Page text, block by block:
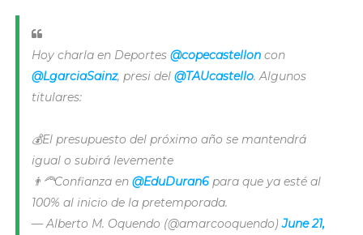
Hoy charla en Deportes @copecastelloncon
@LgarciaSainz, presi del @TAUcastello. Algunos
titulares:
💰El presupuesto del próximo año se mantendrá
igual o subirá levemente
👨‍🦰Confianza en @EduDuran6para que ya esté al
100% al inicio de la pretemporada.
— Alberto M. Oquendo (@amarcooquendo)June 21,